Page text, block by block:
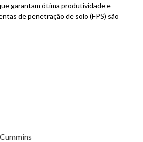
garantam ótima produtividade e
de penetração de solo (FPS) são